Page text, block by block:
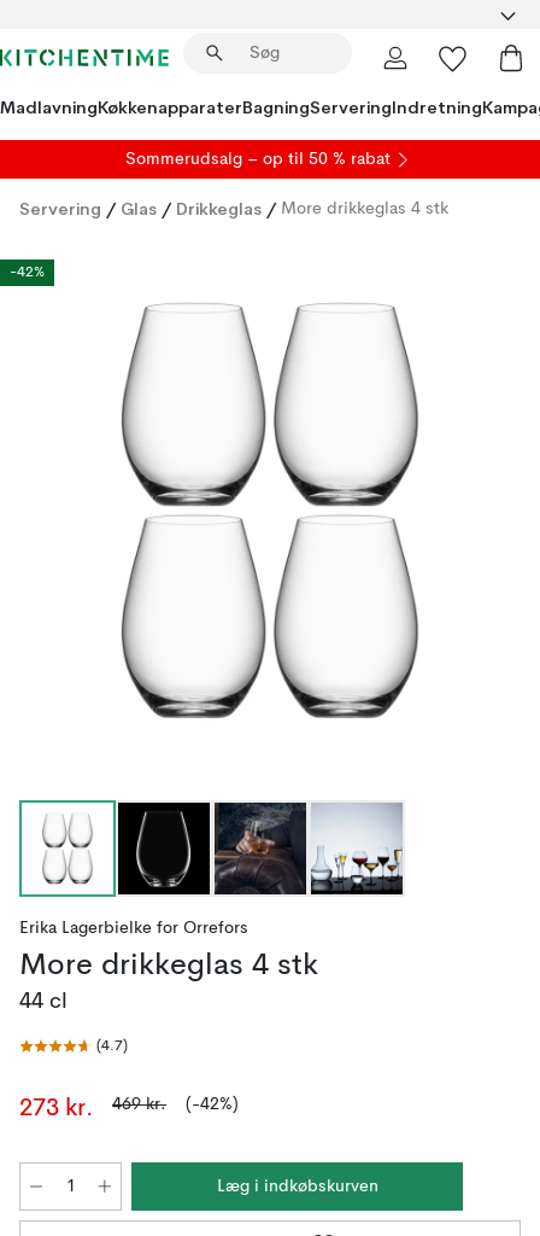
MadlavningKøkkenapparaterBagningServeringIndretning
Sommerudsalg – op til 50 % rabat
Servering / Glas / Drikkeglas / More drikkeglas 4 stk
-42%
Erika Lagerbielke for Orrefors
More drikkeglas 4 stk
44 cl
(4.7)
273 kr. 469 kr. (-42%)
Læg i indkøbskurven